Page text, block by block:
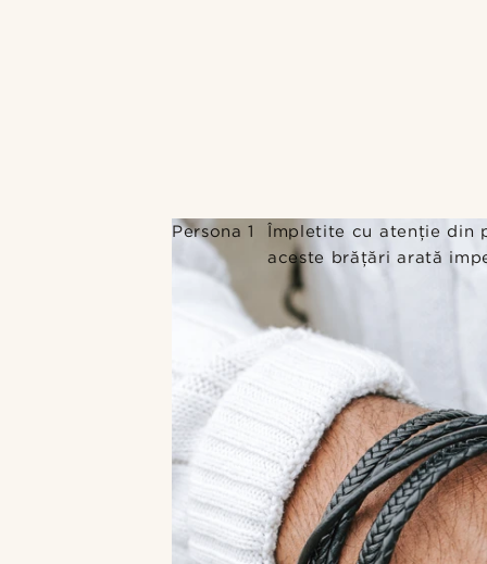
Persona 1
Împletite cu atenție din
aceste brățări arată